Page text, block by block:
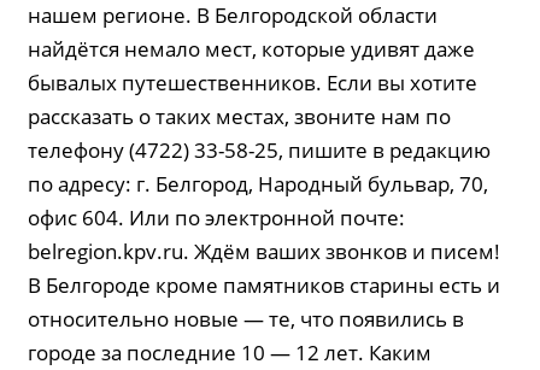
нашем регионе. В Белгородской области
найдётся немало мест, которые удивят даже
бывалых путешественников. Если вы хотите
рассказать о таких местах, звоните нам по
телефону (4722) 33-58-25, пишите в редакцию
по адресу: г. Белгород, Народный бульвар, 70,
офис 604. Или по электронной почте:
belregion.kpv.ru. Ждём ваших звонков и писем!
В Белгороде кроме памятников старины есть и
относительно новые — те, что появились в
городе за последние 10 — 12 лет. Каким